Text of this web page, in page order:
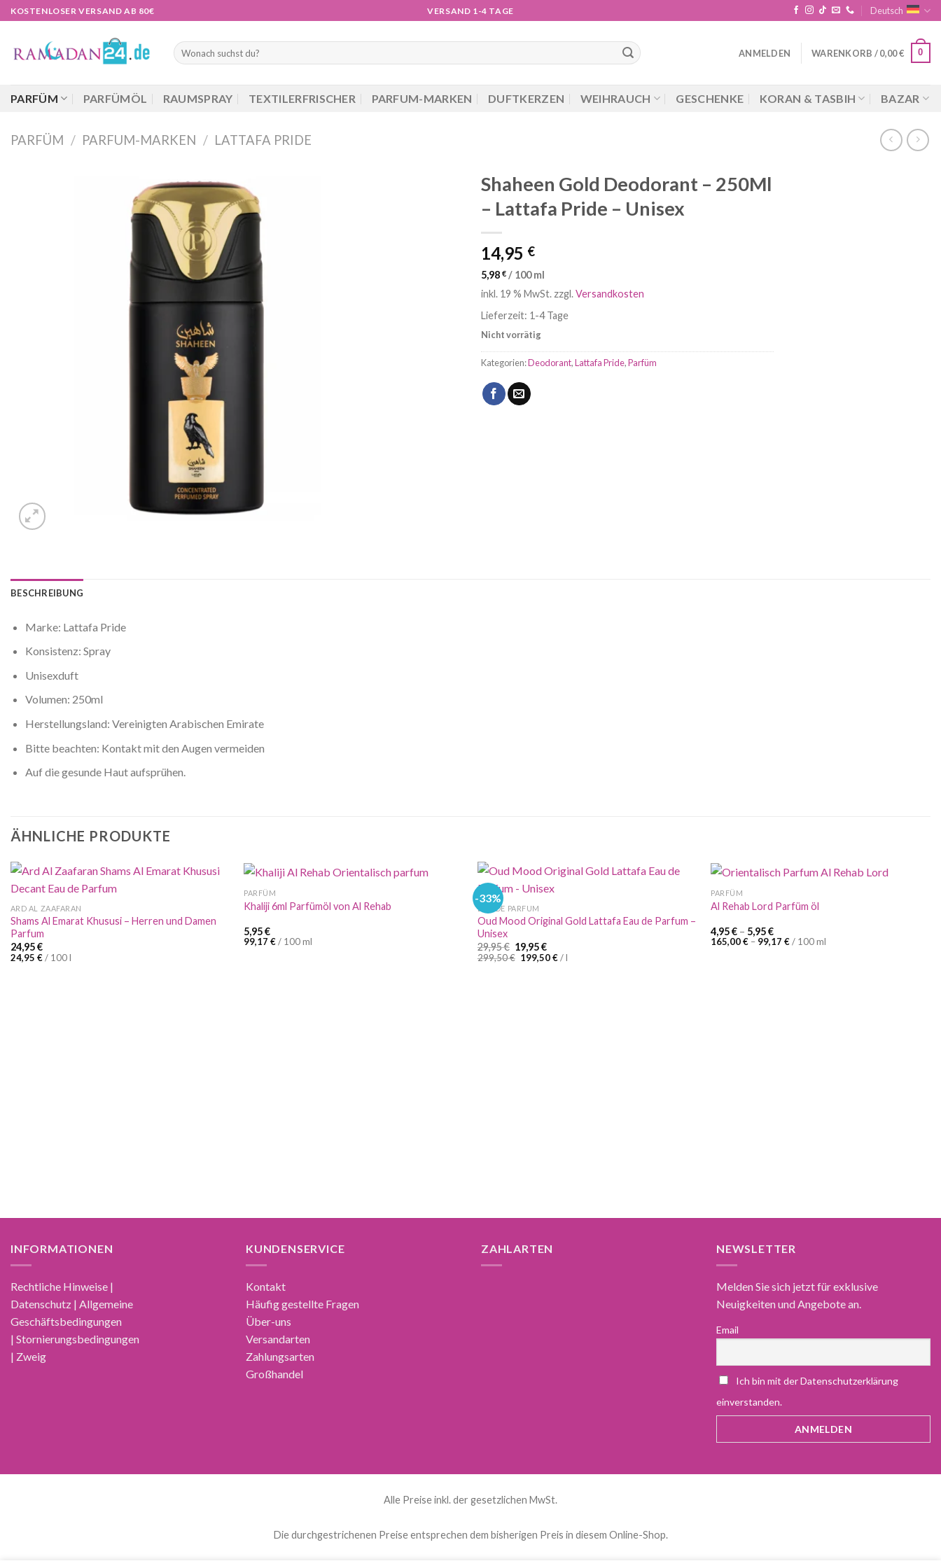
Zum
Inhalt
KOSTENLOSER VERSAND AB 80€ VERSAND 1-4 TAGE Deutsch
Suchen
nach:
ANMELDEN WARENKORB /0,00€ 0
PARFÜM PARFÜMÖL RAUMSPRAY TEXTILERFRISCHER PARFUM-MARKEN DUFTKERZEN WEIHRAUCH GESCHENKE KORAN & TASBIH BAZAR
PARFÜM / PARFUM-MARKEN / LATTAFA PRIDE
Shaheen Gold Deodorant – 250Ml
– Lattafa Pride – Unisex
14,95 €
5,98 € / 100 ml
inkl. 19 % MwSt. zzgl.Versandkosten
Lieferzeit: 1-4 Tage
Nicht vorrätig
Kategorien:Deodorant,Lattafa Pride,Parfüm
BESCHREIBUNG
Marke: Lattafa Pride
Konsistenz: Spray
Unisexduft
Volumen: 250ml
Herstellungsland: Vereinigten Arabischen Emirate
Bitte beachten: Kontakt mit den Augen vermeiden
Auf die gesunde Haut aufsprühen.
ÄHNLICHE PRODUKTE
ARD AL ZAAFARAN
Shams Al Emarat Khususi – Herren und Damen
Parfum
24,95€
24,95 €/ 100 l
PARFÜM
Khaliji 6ml Parfümöl von Al Rehab
5,95€
99,17€/ 100 ml
-33%
EAU DE PARFUM
Oud Mood Original Gold Lattafa Eau de Parfum –
Unisex
29,95€ Ursprünglicher
Preis
19,95€Aktueller
Preis
299,50€ 199,50€/l
PARFÜM
Al Rehab Lord Parfüm öl
4,95€ – 5,95€
165,00€ – 99,17€/ 100 ml
INFORMATIONEN
Rechtliche Hinweise |
Datenschutz | Allgemeine
Geschäftsbedingungen
| Stornierungsbedingungen
| Zweig
KUNDENSERVICE
Kontakt
Häufig gestellte Fragen
Über-uns
Versandarten
Zahlungsarten
Großhandel
ZAHLARTEN NEWSLETTER
Melden Sie sich jetzt für exklusive
Neuigkeiten und Angebote an.
Email
Ich bin mit der Datenschutzerklärung
einverstanden.
Alle Preise inkl. der gesetzlichen MwSt.
Die durchgestrichenen Preise entsprechen dem bisherigen Preis in diesem Online-Shop.